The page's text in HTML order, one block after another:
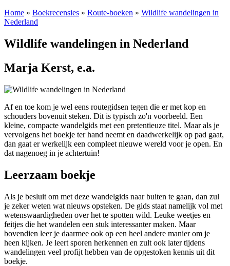
Home » Boekrecensies » Route-boeken » Wildlife wandelingen in
Nederland
Wildlife wandelingen in Nederland
Marja Kerst, e.a.
Af en toe kom je wel eens routegidsen tegen die er met kop en
schouders bovenuit steken. Dit is typisch zo'n voorbeeld. Een
kleine, compacte wandelgids met een pretentieuze titel. Maar als je
vervolgens het boekje ter hand neemt en daadwerkelijk op pad gaat,
dan gaat er werkelijk een compleet nieuwe wereld voor je open. En
dat nagenoeg in je achtertuin!
Leerzaam boekje
Als je besluit om met deze wandelgids naar buiten te gaan, dan zul
je zeker weten wat nieuws opsteken. De gids staat namelijk vol met
wetenswaardigheden over het te spotten wild. Leuke weetjes en
feitjes die het wandelen een stuk interessanter maken. Maar
bovendien leer je daarmee ook op een heel andere manier om je
heen kijken. Je leert sporen herkennen en zult ook later tijdens
wandelingen veel profijt hebben van de opgestoken kennis uit dit
boekje.